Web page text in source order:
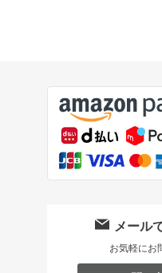
メール
お気軽にお